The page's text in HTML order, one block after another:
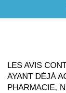
LES AVIS
AYANT DÉJÀ
PHARMACIE,